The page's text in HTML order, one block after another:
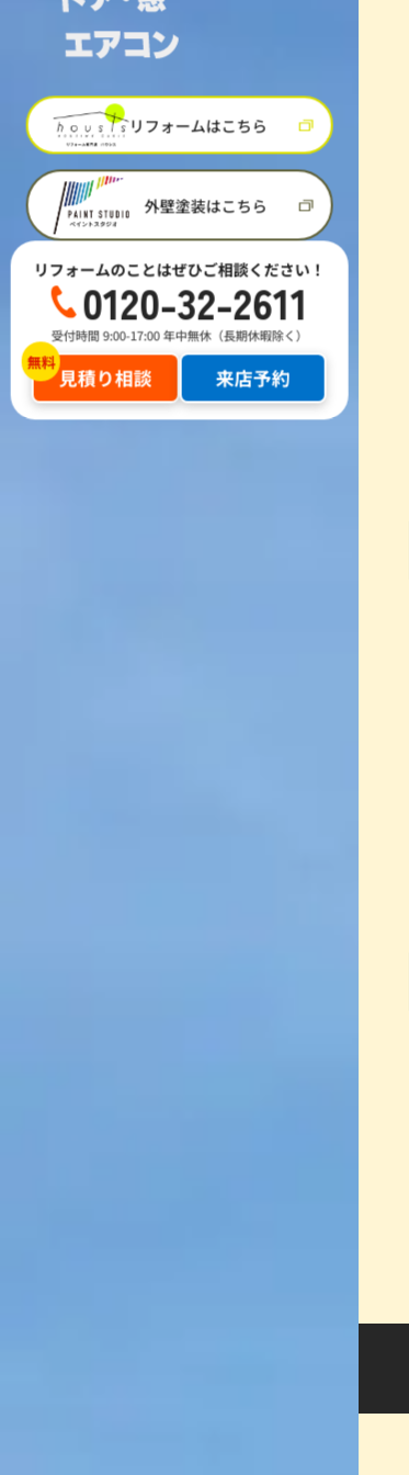
リフォームはこちら
外壁塗装はこちら
リフォームのことはぜひご相談ください！
0120-32-2611
受付時間 9:00-17:00 年中無休（長期休暇除く）
見積り相談 来店予約